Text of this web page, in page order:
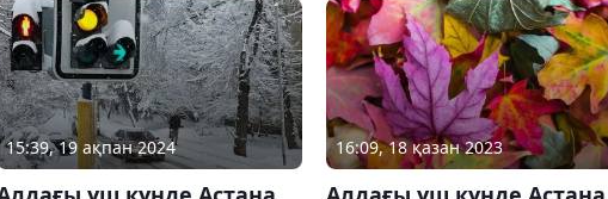
15:39, 19 ақпан 2024 16:09, 18 қазан 2023